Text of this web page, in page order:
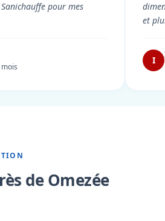
pour mes
et
I
de Omezée